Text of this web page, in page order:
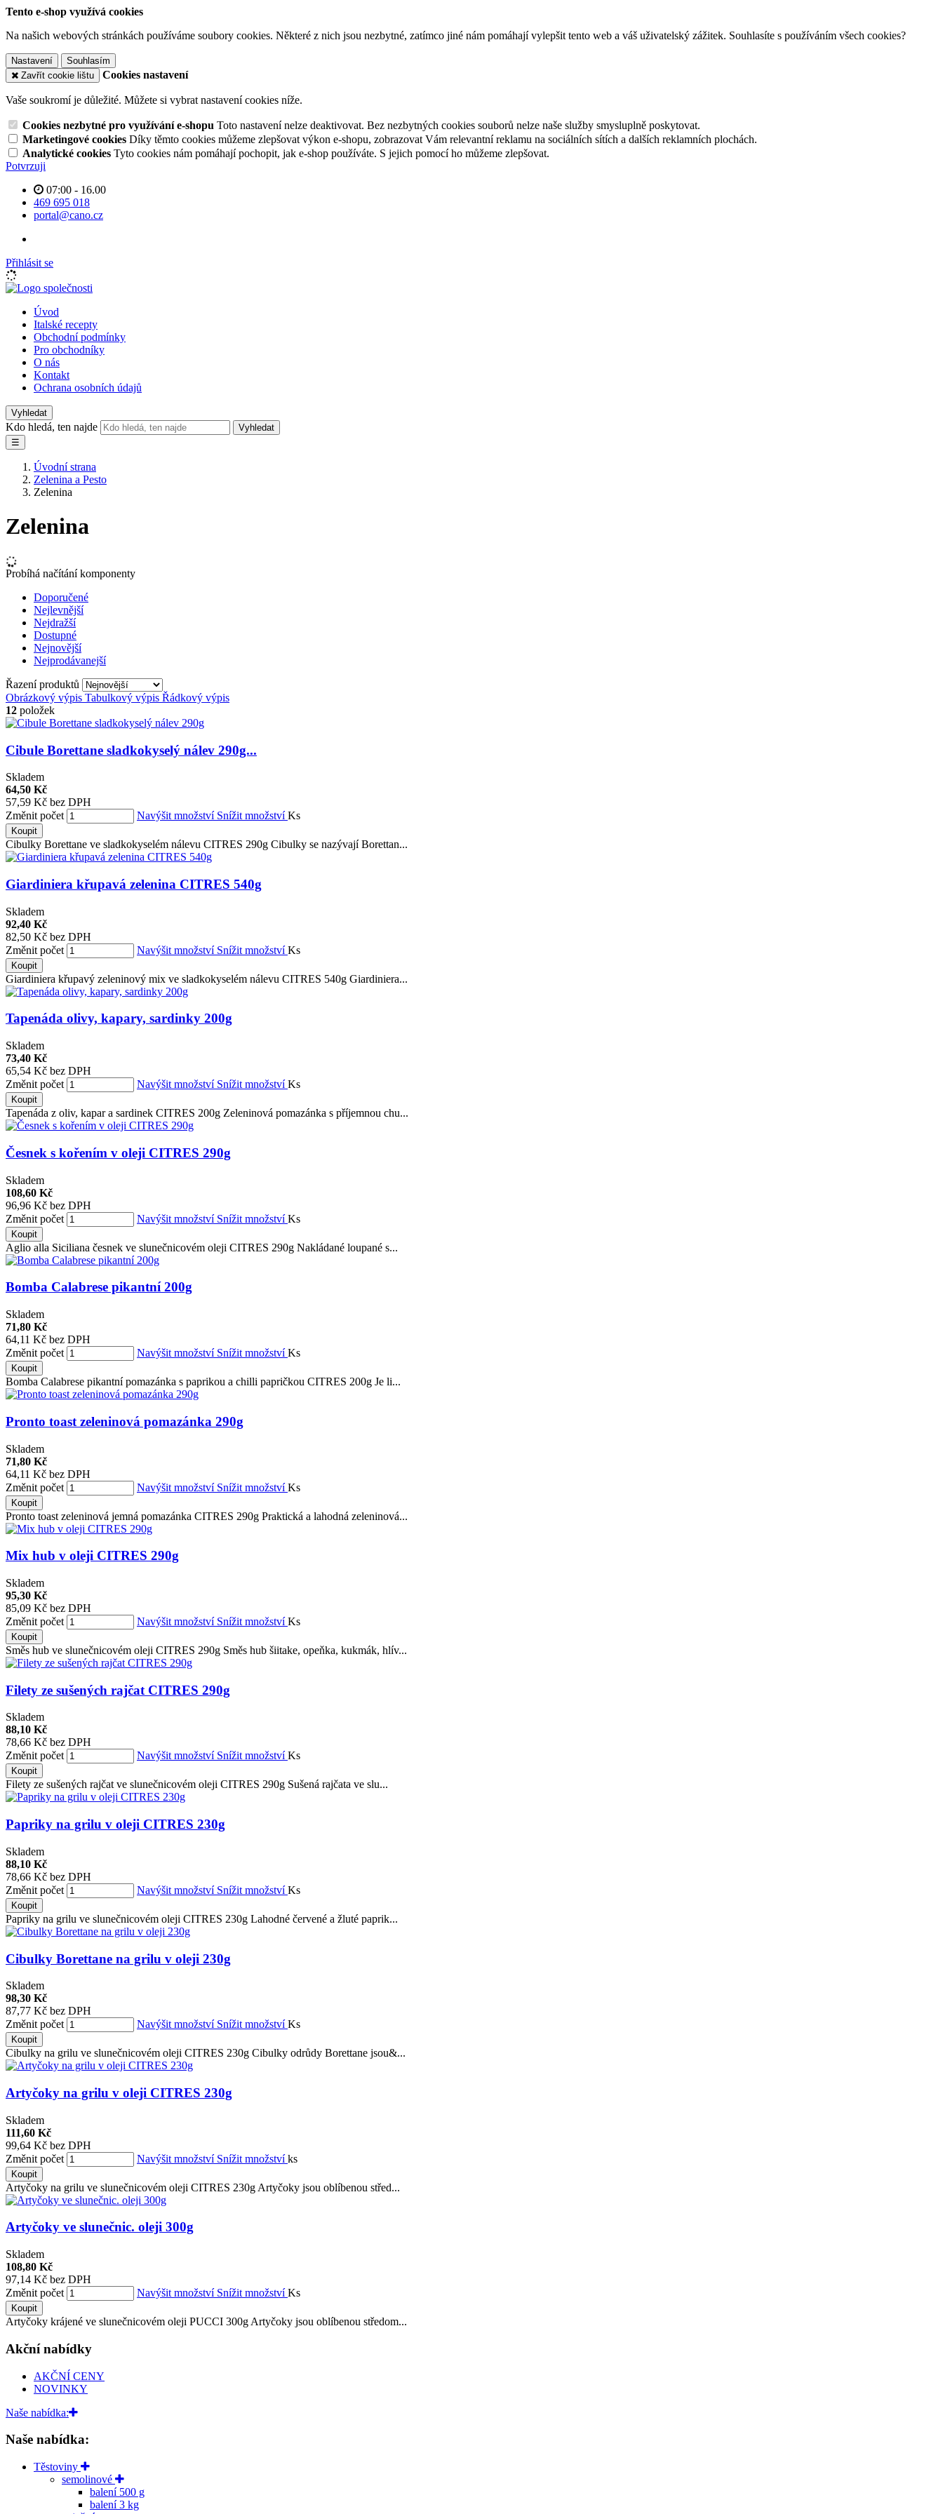
Tento e-shop využívá cookies
Na našich webových stránkách používáme soubory cookies. Některé z nich jsou nezbytné, zatímco jiné nám pomáhají vylepšit tento web a váš uživatelský zážitek. Souhlasíte s používáním všech cookies?
Nastavení
Souhlasím
Zavřít cookie lištu
Cookies nastavení
Vaše soukromí je důležité. Můžete si vybrat nastavení cookies níže.
Cookies nezbytné pro využívání e-shopu Toto nastavení nelze deaktivovat. Bez nezbytných cookies souborů nelze naše služby smysluplně poskytovat.
Marketingové cookies Díky těmto cookies můžeme zlepšovat výkon e-shopu, zobrazovat Vám relevantní reklamu na sociálních sítích a dalších reklamních plochách.
Analytické cookies Tyto cookies nám pomáhají pochopit, jak e-shop používáte. S jejich pomocí ho můžeme zlepšovat.
Potvrzuji
07:00 - 16.00
469 695 018
portal@cano.cz
Přihlásit se
Úvod
Italské recepty
Obchodní podmínky
Pro obchodníky
O nás
Kontakt
Ochrana osobních údajů
Vyhledat
Kdo hledá, ten najde
Vyhledat
☰
Úvodní strana
Zelenina a Pesto
Zelenina
Zelenina
Probíhá načítání komponenty
Doporučené
Nejlevnější
Nejdražší
Dostupné
Nejnovější
Nejprodávanejší
Řazení produktů
Obrázkový výpis Tabulkový výpis Řádkový výpis
12 položek
Cibule Borettane sladkokyselý nálev 290g...
Skladem
64,50 Kč
57,59 Kč bez DPH
Změnit počet
Navýšit množství Snížit množstvíKs
Koupit
Cibulky Borettane ve sladkokyselém nálevu CITRES 290g Cibulky se nazývají Borettan...
Giardiniera křupavá zelenina CITRES 540g
Skladem
92,40 Kč
82,50 Kč bez DPH
Změnit počet
Navýšit množství Snížit množstvíKs
Koupit
Giardiniera křupavý zeleninový mix ve sladkokyselém nálevu CITRES 540g Giardiniera...
Tapenáda olivy, kapary, sardinky 200g
Skladem
73,40 Kč
65,54 Kč bez DPH
Změnit počet
Navýšit množství Snížit množstvíKs
Koupit
Tapenáda z oliv, kapar a sardinek CITRES 200g Zeleninová pomazánka s příjemnou chu...
Česnek s kořením v oleji CITRES 290g
Skladem
108,60 Kč
96,96 Kč bez DPH
Změnit počet
Navýšit množství Snížit množstvíKs
Koupit
Aglio alla Siciliana česnek ve slunečnicovém oleji CITRES 290g Nakládané loupané s...
Bomba Calabrese pikantní 200g
Skladem
71,80 Kč
64,11 Kč bez DPH
Změnit počet
Navýšit množství Snížit množstvíKs
Koupit
Bomba Calabrese pikantní pomazánka s paprikou a chilli papričkou CITRES 200g Je li...
Pronto toast zeleninová pomazánka 290g
Skladem
71,80 Kč
64,11 Kč bez DPH
Změnit počet
Navýšit množství Snížit množstvíKs
Koupit
Pronto toast zeleninová jemná pomazánka CITRES 290g Praktická a lahodná zeleninová...
Mix hub v oleji CITRES 290g
Skladem
95,30 Kč
85,09 Kč bez DPH
Změnit počet
Navýšit množství Snížit množstvíKs
Koupit
Směs hub ve slunečnicovém oleji CITRES 290g Směs hub šiitake, opeňka, kukmák, hlív...
Filety ze sušených rajčat CITRES 290g
Skladem
88,10 Kč
78,66 Kč bez DPH
Změnit počet
Navýšit množství Snížit množstvíKs
Koupit
Filety ze sušených rajčat ve slunečnicovém oleji CITRES 290g Sušená rajčata ve slu...
Papriky na grilu v oleji CITRES 230g
Skladem
88,10 Kč
78,66 Kč bez DPH
Změnit počet
Navýšit množství Snížit množstvíKs
Koupit
Papriky na grilu ve slunečnicovém oleji CITRES 230g Lahodné červené a žluté paprik...
Cibulky Borettane na grilu v oleji 230g
Skladem
98,30 Kč
87,77 Kč bez DPH
Změnit počet
Navýšit množství Snížit množstvíKs
Koupit
Cibulky na grilu ve slunečnicovém oleji CITRES 230g Cibulky odrůdy Borettane jsou&...
Artyčoky na grilu v oleji CITRES 230g
Skladem
111,60 Kč
99,64 Kč bez DPH
Změnit počet
Navýšit množství Snížit množstvíks
Koupit
Artyčoky na grilu ve slunečnicovém oleji CITRES 230g Artyčoky jsou oblíbenou střed...
Artyčoky ve slunečnic. oleji 300g
Skladem
108,80 Kč
97,14 Kč bez DPH
Změnit počet
Navýšit množství Snížit množstvíKs
Koupit
Artyčoky krájené ve slunečnicovém oleji PUCCI 300g Artyčoky jsou oblíbenou středom...
Akční nabídky
AKČNÍ CENY
NOVINKY
Naše nabídka:
Naše nabídka:
Těstoviny
semolinové
balení 500 g
balení 3 kg